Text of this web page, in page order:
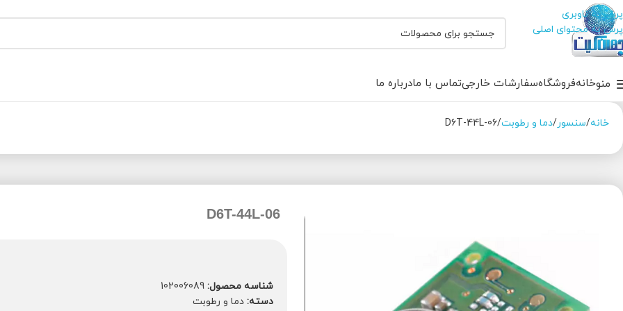
پرش به ناوبری
پرش به محتوای اصلی
منوخانهفروشگاهسفارشات خارجیتماس با مادرباره ما
خانه سنسور دما و رطوبت D6T-44L-06
D6T-44L-06
شناسه محصول:102006089
دسته: دما و رطوبت